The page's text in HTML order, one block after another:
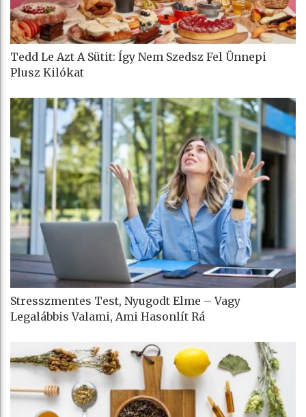
Tedd Le Azt A Sütit: Így Nem Szedsz Fel Ünnepi
Plusz Kilókat
Stresszmentes Test, Nyugodt Elme – Vagy
Legalábbis Valami, Ami Hasonlít Rá